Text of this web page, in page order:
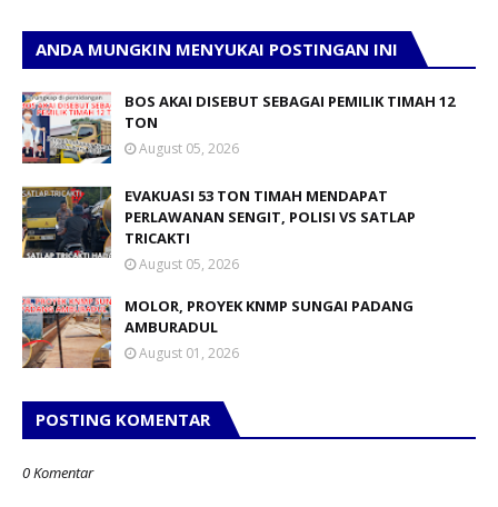
ANDA MUNGKIN MENYUKAI POSTINGAN INI
BOS AKAI DISEBUT SEBAGAI PEMILIK TIMAH 12
TON
August 05, 2026
EVAKUASI 53 TON TIMAH MENDAPAT
PERLAWANAN SENGIT, POLISI VS SATLAP
TRICAKTI
August 05, 2026
MOLOR, PROYEK KNMP SUNGAI PADANG
AMBURADUL
August 01, 2026
POSTING KOMENTAR
0 Komentar